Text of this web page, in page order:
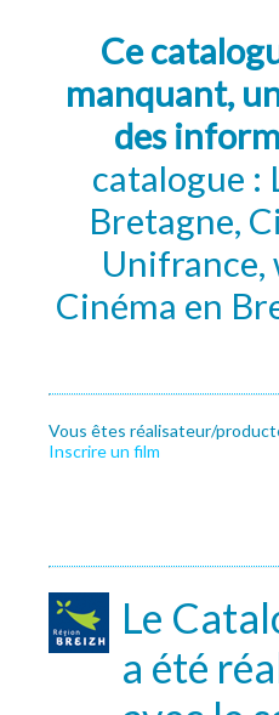
Ce
manquant,
des
catalogue :
Bretagne,
Unifrance,
Cinéma en
Vous êtes réalisateur/
Inscrire un film
Le
a été